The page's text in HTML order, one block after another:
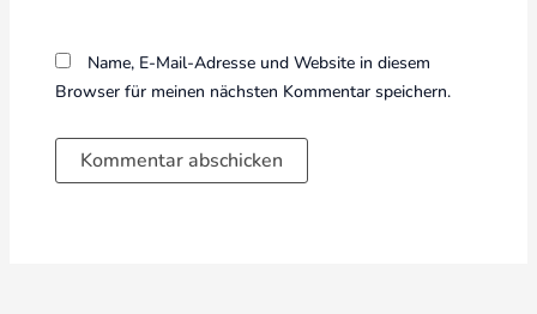
Name, E-Mail-Adresse und Website in diesem
Browser für meinen nächsten Kommentar speichern.